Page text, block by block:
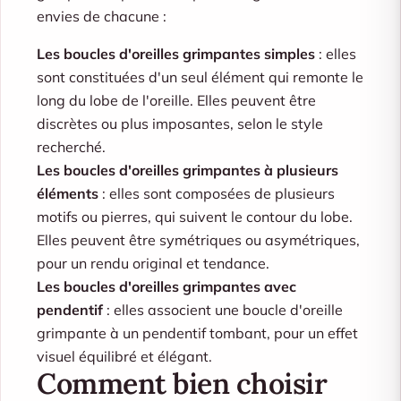
envies de chacune :
Les boucles d'oreilles grimpantes simples : elles
sont constituées d'un seul élément qui remonte le
long du lobe de l'oreille. Elles peuvent être
discrètes ou plus imposantes, selon le style
recherché.
Les boucles d'oreilles grimpantes à plusieurs
éléments : elles sont composées de plusieurs
motifs ou pierres, qui suivent le contour du lobe.
Elles peuvent être symétriques ou asymétriques,
pour un rendu original et tendance.
Les boucles d'oreilles grimpantes avec
pendentif : elles associent une boucle d'oreille
grimpante à un pendentif tombant, pour un effet
visuel équilibré et élégant.
Comment bien choisir